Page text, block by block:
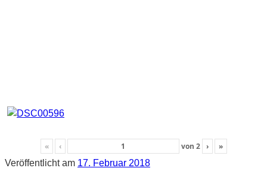
« ‹ von 2 ›
»
Veröffentlicht am 17. Februar 2018